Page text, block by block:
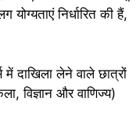
निर्धारित की हैं,
में दाखिला लेने वाले छात्रों
विज्ञान और वाणिज्य)